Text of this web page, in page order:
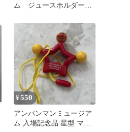
ム ジュースホルダー
ト
¥550
アンパンマンミュージア
ム 入場記念品 星型 マラ